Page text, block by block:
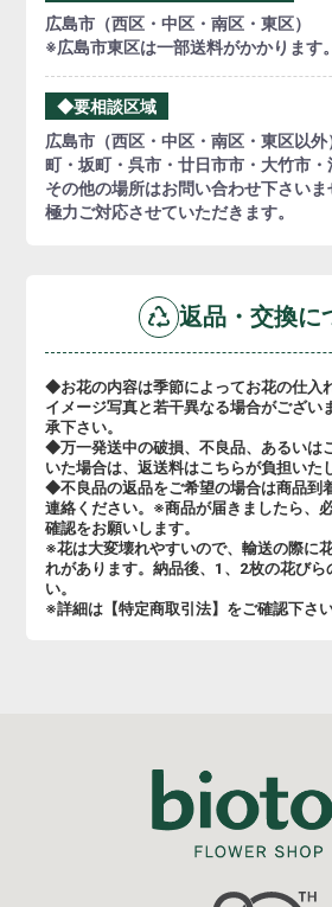
広島市（西区・中区・南区・東区）
※広島市東区は一部送料がかかります。
◆要相談区域
広島市（西区・中区・南区・東区以外
町・坂町・呉市・廿日市市・大竹市・
その他の場所はお問い合わせ下さいま
極力ご対応させていただきます。
返品・交換に
◆お花の内容は季節によってお花の仕入
イメージ写真と若干異なる場合がござい
承下さい。
◆万一発送中の破損、不良品、あるいは
いた場合は、返送料はこちらが負担いた
◆不良品の返品をご希望の場合は商品到
連絡ください。※商品が届きましたら、
確認をお願いします。
※花は大変壊れやすいので、輸送の際に
れがあります。納品後、1、2枚の花びら
い。
※詳細は【特定商取引法】をご確認下さい